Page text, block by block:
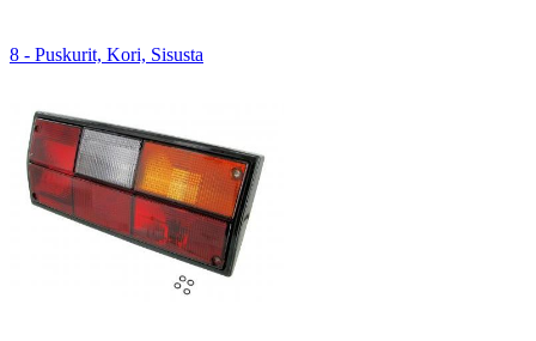
8 - Puskurit, Kori, Sisusta